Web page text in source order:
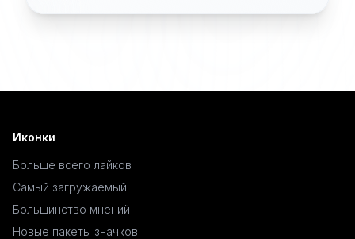
Иконки
Больше всего лайков
Самый загружаемый
Большинство мнений
Новые пакеты значков